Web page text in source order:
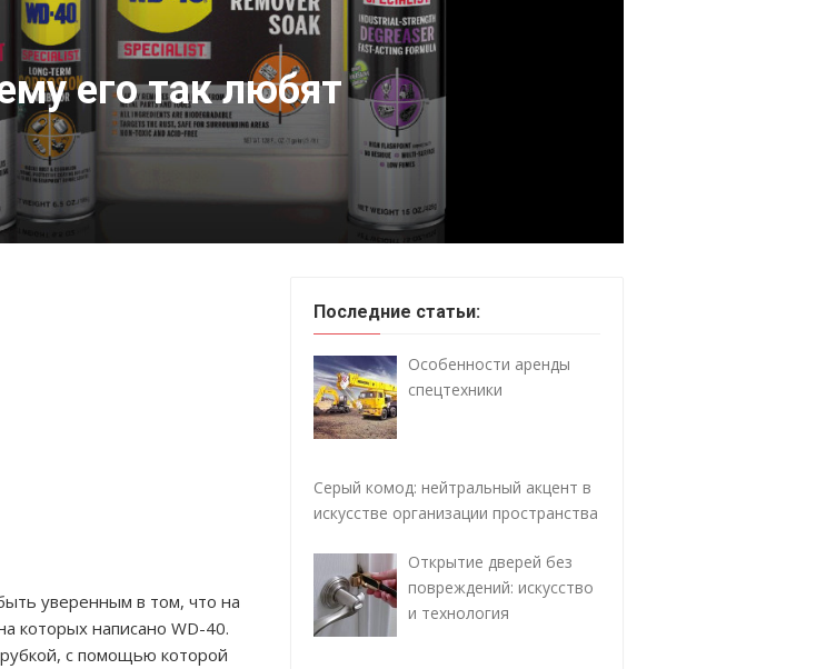
его так любят
уверенным в том, что на
которых написано WD-40.
с помощью которой
Последние статьи:
Особенности аренды
спецтехники
Серый комод: нейтральный акцент в
искусстве организации пространства
Открытие дверей без
повреждений: искусство
и технология